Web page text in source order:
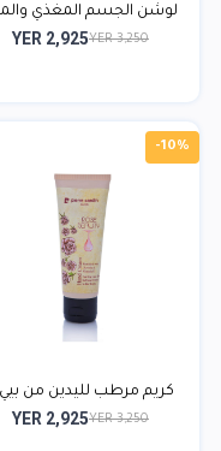
لوشن الجسم المغذي
YER 3,250
YER 2,925
-10%
كريم مرطب لليدين من
YER 3,250
YER 2,925